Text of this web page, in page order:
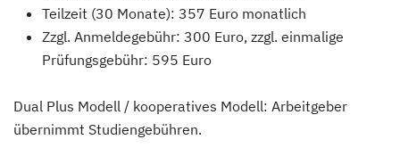
Teilzeit (30 Monate): 357 Euro monatlich
Zzgl. Anmeldegebühr: 300 Euro, zzgl. einmalige
Prüfungsgebühr: 595 Euro
Dual Plus Modell / kooperatives Modell: Arbeitgeber
übernimmt Studiengebühren.